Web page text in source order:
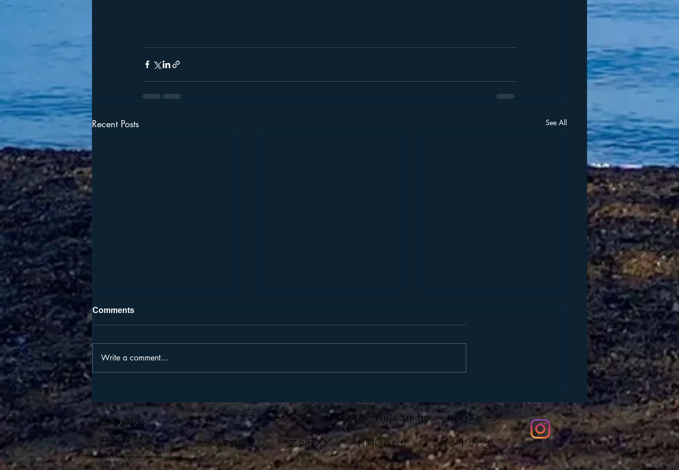
Recent Posts See All
⭐️料金システム⭐️
だきました。
Comments
Write a comment...
山宗-YAMASOU-
〒520-0523
滋賀県大津市和邇南浜１２６
お問い合わせ 0775941022
ホーム インフォメーション お宿紹介 Hula Studio BBQスペース
山宗の美食紹介 アクセス お問い合わせ テントサウナ
https://www.biwako-yamasou.com
​山宗公式Instagram